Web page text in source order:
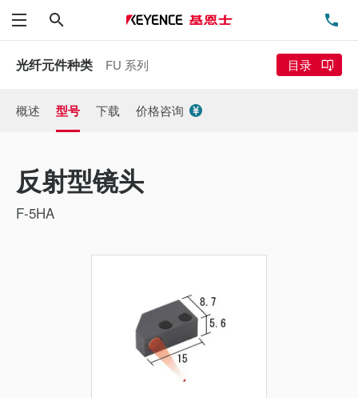
菜单
光纤元件种类 FU 系列 目录
概述 型号 下载 价格咨询
反射型镜头
F-5HA